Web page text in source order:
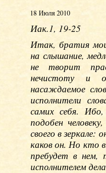
18 Июля 2010
Иак.1, 19-25
Итак, братия мои
на слышание,
не творит
нечистоту и
насаждаемое
исполнители
самих себя.
подобен
своего в
каков он. Но кто
пребудет в нем,
исполнителем